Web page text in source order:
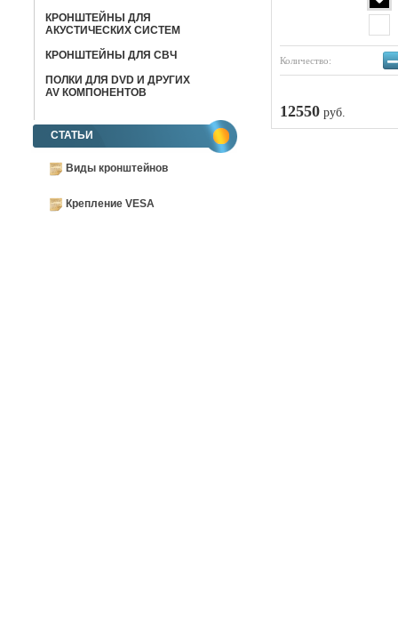
КРОНШТЕЙНЫ ДЛЯ
АКУСТИЧЕСКИХ СИСТЕМ
КРОНШТЕЙНЫ ДЛЯ СВЧ
ПОЛКИ ДЛЯ DVD И ДРУГИХ
AV КОМПОНЕНТОВ
СТАТЬИ
Виды кронштейнов
Крепление VESA
Количество: −
12550 руб.